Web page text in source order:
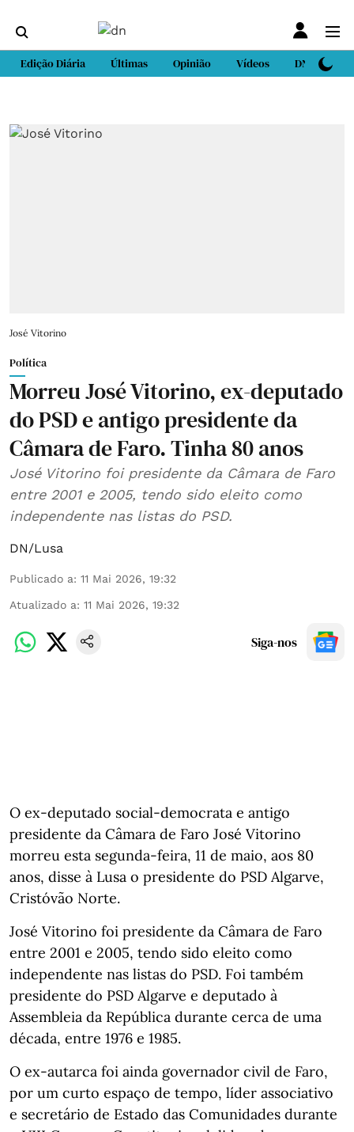
Edição Diária Últimas Opinião Vídeos DN Sport
José Vitorino
Política
Morreu José Vitorino, ex-deputado
do PSD e antigo presidente da
Câmara de Faro. Tinha 80 anos
José Vitorino foi presidente da Câmara de Faro
entre 2001 e 2005, tendo sido eleito como
independente nas listas do PSD.
DN/Lusa
Publicado a: 11 Mai 2026, 19:32
Atualizado a: 11 Mai 2026, 19:32
Siga-nos
O ex-deputado social-democrata e antigo
presidente da Câmara de Faro José Vitorino
morreu esta segunda-feira, 11 de maio, aos 80
anos, disse à Lusa o presidente do PSD Algarve,
Cristóvão Norte.
José Vitorino foi presidente da Câmara de Faro
entre 2001 e 2005, tendo sido eleito como
independente nas listas do PSD. Foi também
presidente do PSD Algarve e deputado à
Assembleia da República durante cerca de uma
década, entre 1976 e 1985.
O ex-autarca foi ainda governador civil de Faro,
por um curto espaço de tempo, líder associativo
e secretário de Estado das Comunidades durante